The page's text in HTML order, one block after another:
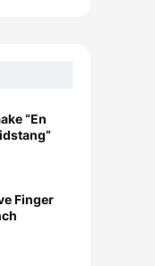
“En
Finger